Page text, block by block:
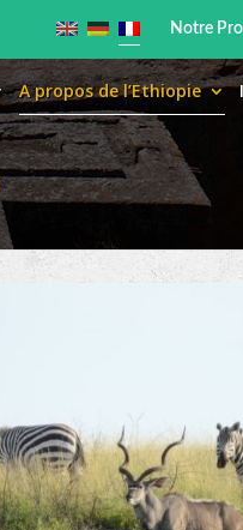
Notre
A propos de l’Ethiopie